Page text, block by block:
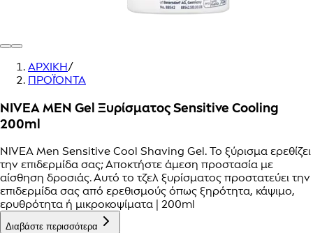
ΑΡΧΙΚΗ/
ΠΡΟΪΌΝΤΑ
NIVEA MEN Gel Ξυρίσματος Sensitive Cooling
200ml
NIVEA Men Sensitive Cool Shaving Gel. Το ξύρισμα ερεθίζει
την επιδερμίδα σας; Αποκτήστε άμεση προστασία με
αίσθηση δροσιάς. Αυτό το τζελ ξυρίσματος προστατεύει την
επιδερμίδα σας από ερεθισμούς όπως ξηρότητα, κάψιμο,
ερυθρότητα ή μικροκοψίματα | 200ml
Διαβάστε περισσότερα